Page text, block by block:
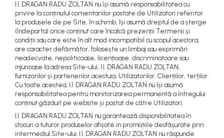
I.I. DRAGAN RADU ZOLTAN nu își asumă responsabilitatea cu
privire la conținutul comentariilor postate de Utilizatori referitor
la produsele de pe Site, în schimb, își asumă dreptul de a șterge
(îndeparta) orice conținut care încalcă prezenții Termenii și
condiții sau care este în alt mod incompatibil cu scopul acestora,
are caracter defăimător, folosește un limbaj sau exprimări
neadecvate, nepoliticoase, licențioase, discriminatoare sau
injurioase la adresa Site-ului, I.I. DRAGAN RADU ZOLTAN,
furnizorilor și partenerilor acestuia, Utilizatorilor, Clienților, terților.
Cu toate acestea, I.I. DRAGAN RADU ZOLTAN nu își asumă
responsabilitatea pentru monitorizarea permanentă a întregului
conținut găzduit pe website și postat de către Utilizatori.
I.I. DRAGAN RADU ZOLTAN nu garantează disponibilitatea în
stocuri a tuturor produselor afișate in promoțiile desfășurate prin
intermediul Site-ului. I.I. DRAGAN RADU ZOLTAN nu răspunde